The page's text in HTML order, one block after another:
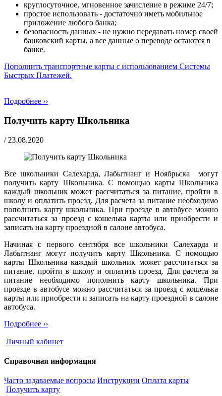
круглосуточное, мгновенное зачисление в режиме 24/7;
простое использовать - достаточно иметь мобильное
приложение любого банка;
безопасноcть данных - не нужно передавать номер своей
банковский карты, а все данные о переводе остаются в
банке.
Пополнить транспортные карты с использованием Системы
Быстрых Платежей.
Подробнее ››
Получить карту Школьника
/ 23.08.2020
Все школьники Салехарда, Лабытнанг и Ноябрьска могут
получить карту Школьника. С помощью карты Школьника
каждый школьник может рассчитаться за питание, пройти в
школу и оплатить проезд. Для расчета за питание необходимо
пополнить карту школьника. При проезде в автобусе можно
рассчитаться за проезд с кошелька карты или приобрести и
записать на карту проездной в салоне автобуса.
Начиная с первого сентября все школьники Салехарда и
Лабытнанг могут получить карту Школьника. С помощью
карты Школьника каждый школьник может рассчитаться за
питание, пройти в школу и оплатить проезд. Для расчета за
питание необходимо пополнить карту школьника. При
проезде в автобусе можно рассчитаться за проезд с кошелька
карты или приобрести и записать на карту проездной в салоне
автобуса.
Подробнее ››
Личный кабинет
Справочная информация
Часто задаваемые вопросы Инструкции Оплата карты
Получить карту